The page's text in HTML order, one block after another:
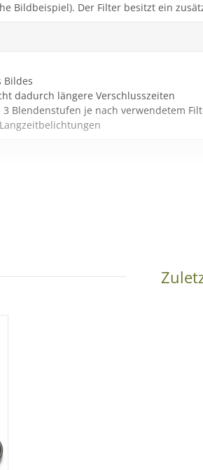
Bildbeispiel). Der Filter besitzt ein
Bildes
dadurch längere Verschlusszeiten
Blendenstufen je nach verwendetem